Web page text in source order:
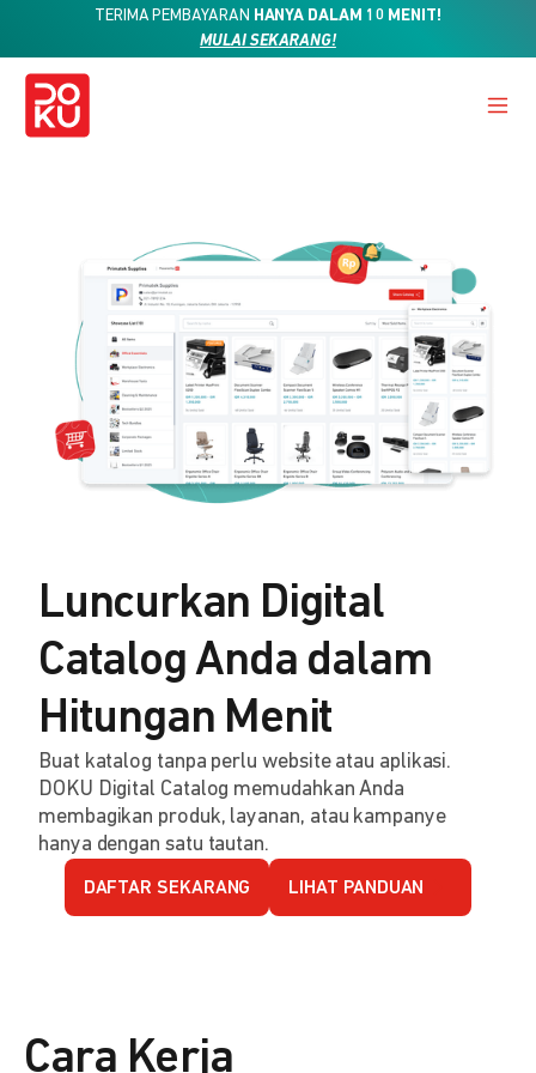
TERIMA PEMBAYARAN HANYA DALAM 10 MENIT!
MULAI SEKARANG!
Luncurkan Digital
Catalog Anda dalam
Hitungan Menit
Buat katalog tanpa perlu website atau aplikasi.
DOKU Digital Catalog memudahkan Anda
membagikan produk, layanan, atau kampanye
hanya dengan satu tautan.
DAFTAR SEKARANG LIHAT PANDUAN
Cara Kerja